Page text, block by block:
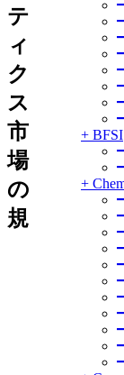
+ BFSI
+
テ
ィ
ク
ス
市
場
の
規